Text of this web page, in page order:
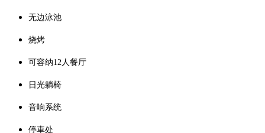
无边泳池
烧烤
可容纳12人餐厅
日光躺椅
音响系统
停車处